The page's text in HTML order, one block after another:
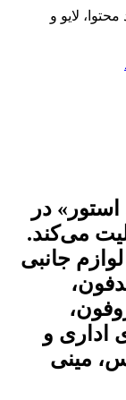
لایو و
در
می‌کند.
جانبی
اداری و
مینی